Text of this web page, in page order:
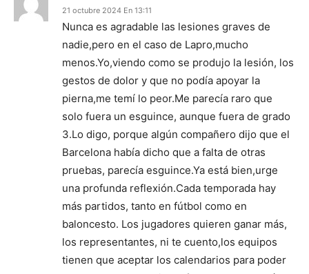
21 octubre 2024 En 13:11
Nunca es agradable las lesiones graves de
nadie,pero en el caso de Lapro,mucho
menos.Yo,viendo como se produjo la lesión, los
gestos de dolor y que no podía apoyar la
pierna,me temí lo peor.Me parecía raro que
solo fuera un esguince, aunque fuera de grado
3.Lo digo, porque algún compañero dijo que el
Barcelona había dicho que a falta de otras
pruebas, parecía esguince.Ya está bien,urge
una profunda reflexión.Cada temporada hay
más partidos, tanto en fútbol como en
baloncesto. Los jugadores quieren ganar más,
los representantes, ni te cuento,los equipos
tienen que aceptar los calendarios para poder